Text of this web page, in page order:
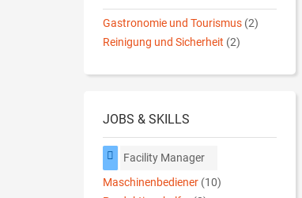
Gastronomie und Tourismus (2)
Reinigung und Sicherheit (2)
JOBS & SKILLS
Facility Manager
Maschinenbediener (10)